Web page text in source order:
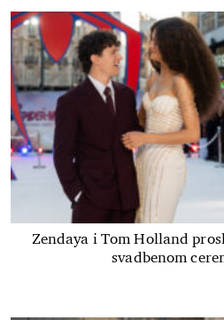
Zendaya i Tom Holland
svadbenom